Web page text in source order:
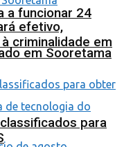
a funcionar 24
em Sooretama
efetivo,
criminalidade em
para